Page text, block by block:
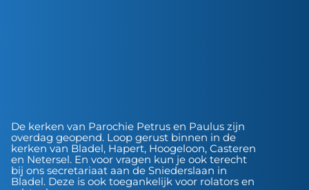
De kerken van Parochie Petrus en Paulus zijn
overdag geopend. Loop gerust binnen in de
kerken van Bladel, Hapert, Hoogeloon, Casteren
en Netersel. En voor vragen kun je ook terecht
bij ons secretariaat aan de Sniederslaan in
Bladel. Deze is ook toegankelijk voor rolators en